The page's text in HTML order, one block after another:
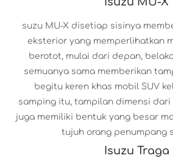
suzu MU-X disetiap sisinya
eksterior yang memperlihatkan
berotot, mulai dari depan,
semuanya sama memberikan
begitu keren khas mobil SUV
samping itu, tampilan dimensi dari
juga memiliki bentuk yang besar
tujuh orang penumpang
Isuzu Traga